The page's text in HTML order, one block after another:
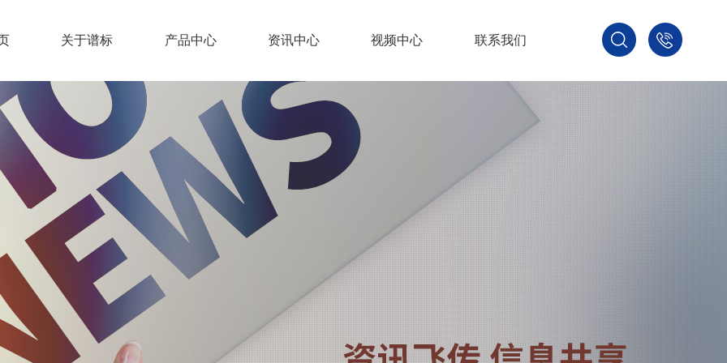
3875
关于谱标 产品中心 资讯中心 视频中心 联系我们